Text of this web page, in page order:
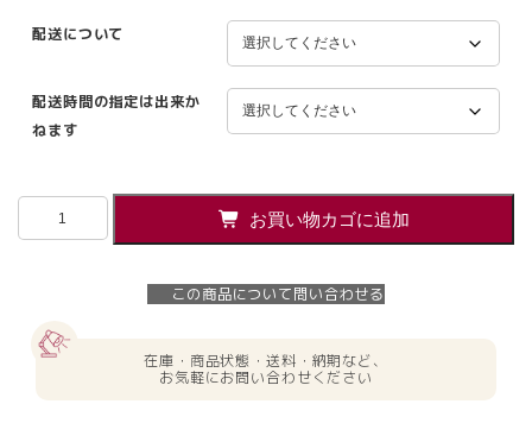
配送について
配送時間の指定は出来か
ねます
地
お買い物カゴに追加
この商品について問い合わせる
在庫・商品状態・送料・納期など、
お気軽にお問い合わせください